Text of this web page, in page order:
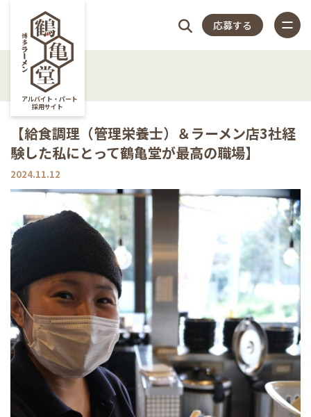
アルバイト・パート
採用サイト
スタッフアンケート
福利厚生
店舗一覧
よくある質問
応募する
4つの
こだ
わり
事
内
アンケー
ト
長
紹
介
利
厚
生
集
記
事
舗
一
覧
ある
質問
【給食調理（管理栄養士）＆ラーメン店3社経
験した私にとって鶴亀堂が最高の職場】
2024.11.12